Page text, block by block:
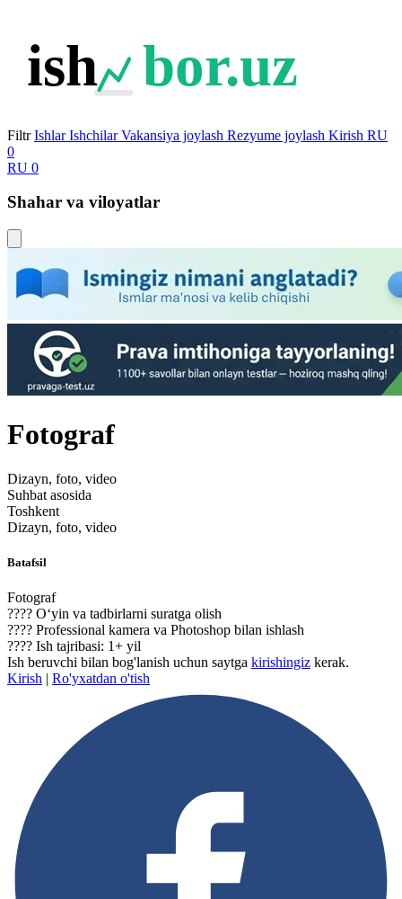
ish bor.uz
Filtr Ishlar Ishchilar Vakansiya joylash Rezyume joylash Kirish RU
0
RU 0
Shahar va viloyatlar
Fotograf
Dizayn, foto, video
Suhbat asosida
Toshkent
Dizayn, foto, video
Batafsil
Fotograf
???? O‘yin va tadbirlarni suratga olish
???? Professional kamera va Photoshop bilan ishlash
???? Ish tajribasi: 1+ yil
Ish beruvchi bilan bog'lanish uchun saytga kirishingiz kerak.
Kirish | Ro'yxatdan o'tish